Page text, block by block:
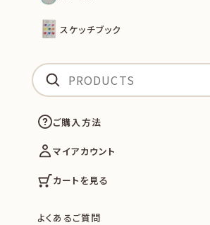
スケッチブック
ご購入方法
マイアカウント
カートを見る
よくあるご質問